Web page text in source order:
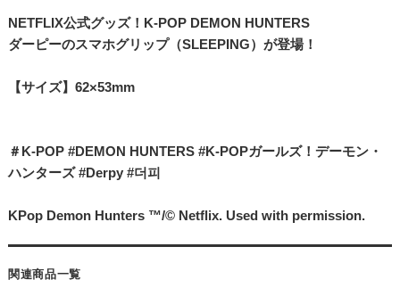
NETFLIX公式グッズ！K-POP DEMON HUNTERS
ダーピーのスマホグリップ（SLEEPING）が登場！
【サイズ】62×53mm
＃K-POP #DEMON HUNTERS #K-POPガールズ！デーモン・
ハンターズ #Derpy #더피
KPop Demon Hunters ™/© Netflix. Used with permission.
関連商品一覧